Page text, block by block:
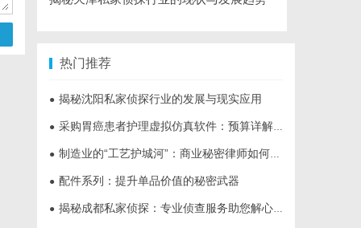
热门推荐
● 揭秘沈阳私家侦探行业的发展与现实应用
● 采购胃癌患者护理虚拟仿真软件：预算详解+隐形收费排查指南
● 制造业的“工艺护城河”：商业秘密律师如何守住车间里的“Know-how”
● 配件系列：提升单品价值的秘密武器
● 揭秘成都私家侦探：专业侦查服务助您解心中疑惑